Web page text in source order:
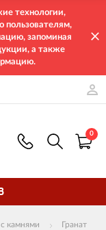
технологии,
пользователям,
запоминая
а также
0
камнями Гранат